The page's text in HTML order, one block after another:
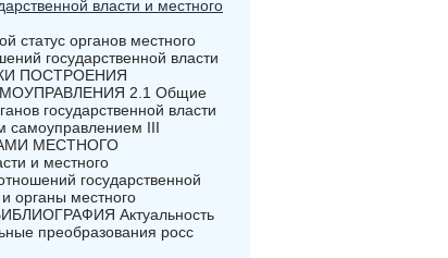
власти и местного
органов местного
государственной власти
ПОСТРОЕНИЯ
2.1 Общие
государственной власти
самоуправлением III
МЕСТНОГО
и местного
государственной
органы местного
Актуальность
преобразования росс